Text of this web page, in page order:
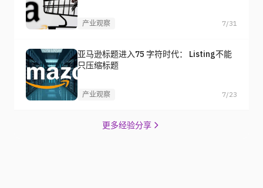
产业观察 7/31
亚马逊标题进入75 字符时代： Listing不能
只压缩标题
产业观察 7/23
更多经验分享